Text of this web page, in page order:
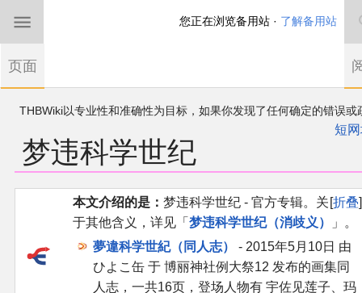
THBWiki以专业性和准确性为目标，如果你发现了任何确定的错误或
如果您是第一次来到这里，请点击右上角注册一
帐户
有任何意见、建议、求助、反馈都可以在
短
梦违科学世纪
折叠
本文介绍的是： 梦违科学世纪 - 官方专辑。关
于其他含义，详见「 梦违科学世纪（消歧义）
」。
夢違科学世紀（同人志）
- 2015年5月10日 由
ひよこ缶 于 博丽神社例大祭12 发布的画集同
人志，一共16页，登场人物有 宇佐见莲子、玛
您正在浏览备用站 · 了解备用站
页面
首页
东方Project
东方同人规约
沙盒（建议使用）